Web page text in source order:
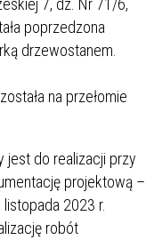
poprzedzona
drzewostanem.
na przełomie
jest do realizacji przy
projektową –
2023 r.
robót